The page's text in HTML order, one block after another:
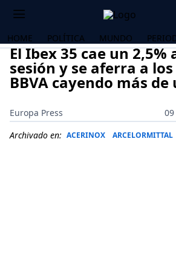
HOME POLÍTICA MUNDO
El Ibex 35 cae un 2,5%
sesión y se aferra a los
BBVA cayendo más de
Europa Press
09
Archivado en: ACERINOX ARCELORMITTAL